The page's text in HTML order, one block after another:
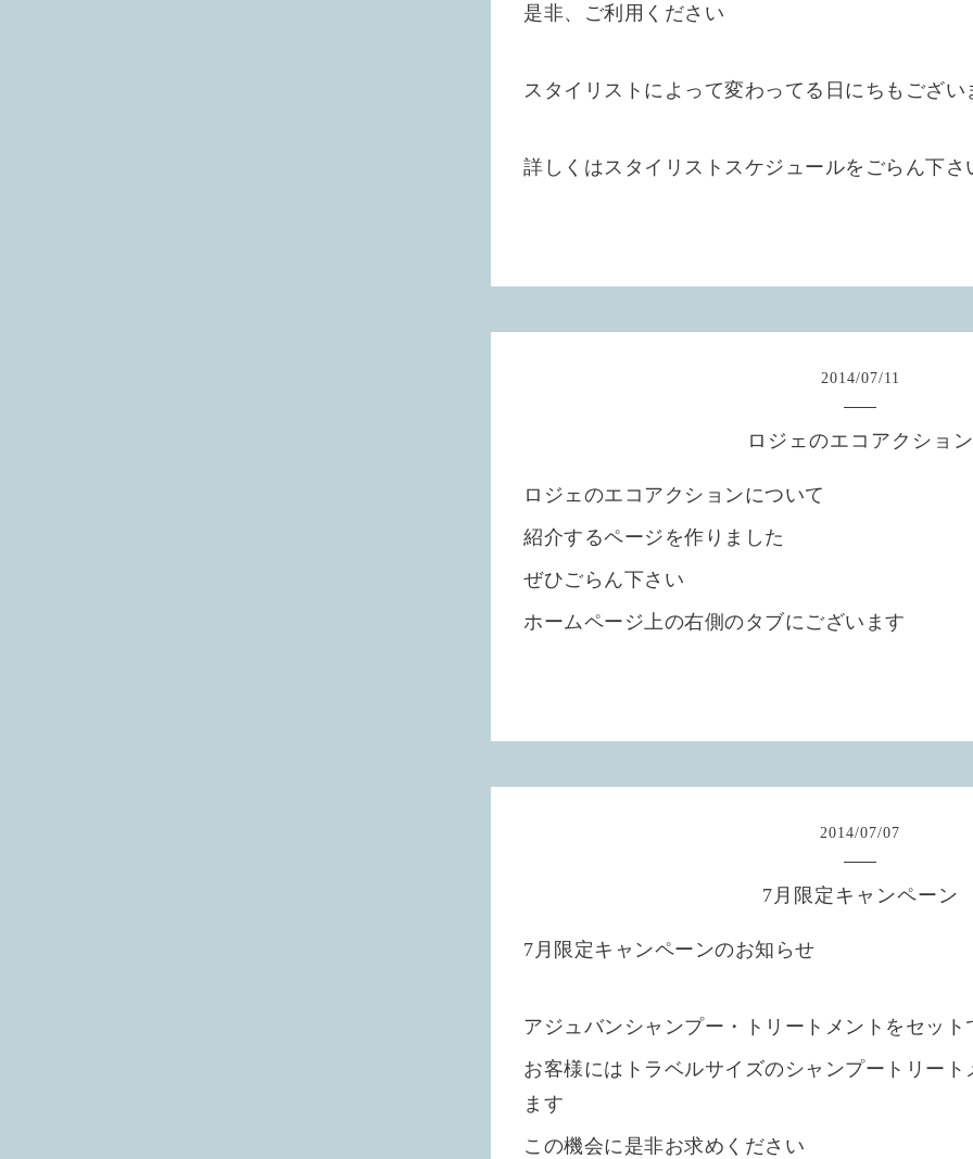
是非、ご利用ください
スタイリストによって変わってる日にちもござい
詳しくはスタイリストスケジュールをごらん下さ
2014/07/11
ロジェのエコアクション
ロジェのエコアクションについて
紹介するページを作りました
ぜひごらん下さい
ホームページ上の右側のタブにございます
2014/07/07
7月限定キャンペーン
7月限定キャンペーンのお知らせ
アジュバンシャンプー・トリートメントをセット
お客様にはトラベルサイズのシャンプートリー
ます
この機会に是非お求めください